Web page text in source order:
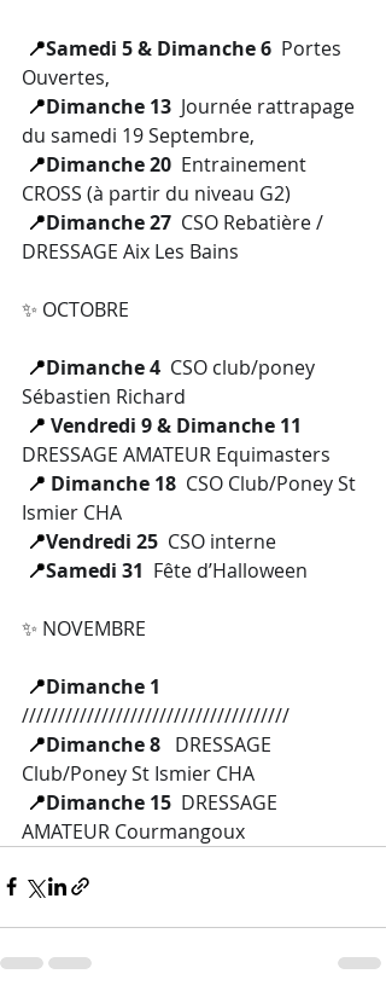
📍Samedi 5 & Dimanche 6 Portes
Ouvertes,
📍Dimanche 13 Journée rattrapage
du samedi 19 Septembre,
📍Dimanche 20 Entrainement
CROSS (à partir du niveau G2)
📍Dimanche 27 CSO Rebatière /
DRESSAGE Aix Les Bains
✨ OCTOBRE
📍Dimanche 4 CSO club/poney
Sébastien Richard
📍 Vendredi 9 & Dimanche 11
DRESSAGE AMATEUR Equimasters
📍 Dimanche 18 CSO Club/Poney St
Ismier CHA
📍Vendredi 25 CSO interne
📍Samedi 31 Fête d’Halloween
✨ NOVEMBRE
📍Dimanche 1
/////////////////////////////////////
📍Dimanche 8 DRESSAGE
Club/Poney St Ismier CHA
📍Dimanche 15 DRESSAGE
AMATEUR Courmangoux